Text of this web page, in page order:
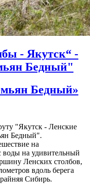
- Якутск“ -
Бедный"
Бедный»
"Якутск - Ленские
Бедный".
на
воды на удивительный
Ленских столбов,
вдоль берега
Сибирь.